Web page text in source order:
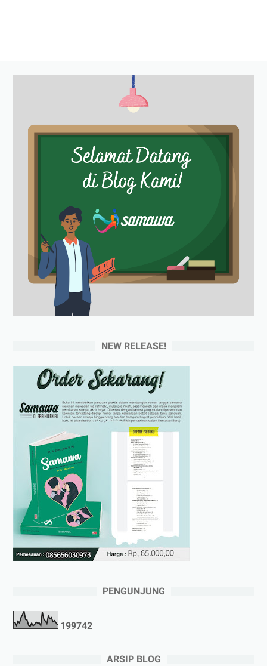
NEW RELEASE!
PENGUNJUNG
199742
ARSIP BLOG